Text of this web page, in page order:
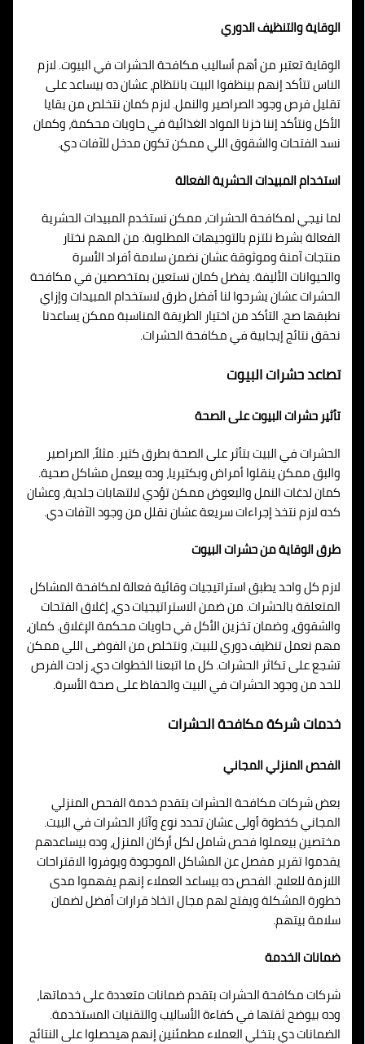
الوقاية والتنظيف الدوري
الوقاية تعتبر من أهم أساليب مكافحة الحشرات في البيوت. لازم
الناس تتأكد إنهم بينظفوا البيت بانتظام، عشان ده بيساعد على
تقليل فرص وجود الصراصير والنمل. لازم كمان نتخلص من بقايا
الأكل ونتأكد إننا خزنا المواد الغذائية في حاويات محكمة، وكمان
نسد الفتحات والشقوق اللي ممكن تكون مدخل للآفات دي.
استخدام المبيدات الحشرية الفعالة
لما نيجي لمكافحة الحشرات، ممكن نستخدم المبيدات الحشرية
الفعالة بشرط نلتزم بالتوجيهات المطلوبة. من المهم نختار
منتجات آمنة وموثوقة عشان نضمن سلامة أفراد الأسرة
والحيوانات الأليفة. يفضل كمان نستعين بمتخصصين في مكافحة
الحشرات عشان يشرحوا لنا أفضل طرق لاستخدام المبيدات وإزاي
نطبقها صح. التأكد من اختيار الطريقة المناسبة ممكن يساعدنا
نحقق نتائج إيجابية في مكافحة الحشرات.
تصاعد حشرات البيوت
تأثير حشرات البيوت على الصحة
الحشرات في البيت بتأثر على الصحة بطرق كتير. مثلاً، الصراصير
والبق ممكن ينقلوا أمراض وبكتيريا، وده بيعمل مشاكل صحية.
كمان لدغات النمل والبعوض ممكن تؤدي لالتهابات جلدية، وعشان
كده لازم نتخذ إجراءات سريعة عشان نقلل من وجود الآفات دي.
طرق الوقاية من حشرات البيوت
لازم كل واحد يطبق استراتيجيات وقائية فعالة لمكافحة المشاكل
المتعلقة بالحشرات. من ضمن الاستراتيجيات دي، إغلاق الفتحات
والشقوق، وضمان تخزين الأكل في حاويات محكمة الإغلاق. كمان،
مهم نعمل تنظيف دوري للبيت، ونتخلص من الفوضى اللي ممكن
تشجع على تكاثر الحشرات. كل ما اتبعنا الخطوات دي، زادت الفرص
للحد من وجود الحشرات في البيت والحفاظ على صحة الأسرة.
خدمات شركة مكافحة الحشرات
الفحص المنزلي المجاني
بعض شركات مكافحة الحشرات بتقدم خدمة الفحص المنزلي
المجاني كخطوة أولى عشان تحدد نوع وآثار الحشرات في البيت.
مختصين بيعملوا فحص شامل لكل أركان المنزل، وده بيساعدهم
يقدموا تقرير مفصل عن المشاكل الموجودة ويوفروا الاقتراحات
اللازمة للعلاج. الفحص ده بيساعد العملاء إنهم يفهموا مدى
خطورة المشكلة ويفتح لهم مجال اتخاذ قرارات أفضل لضمان
سلامة بيتهم.
ضمانات الخدمة
شركات مكافحة الحشرات بتقدم ضمانات متعددة على خدماتها،
وده بيوضح ثقتها في كفاءة الأساليب والتقنيات المستخدمة.
الضمانات دي بتخلي العملاء مطمئنين إنهم هيحصلوا على النتائج